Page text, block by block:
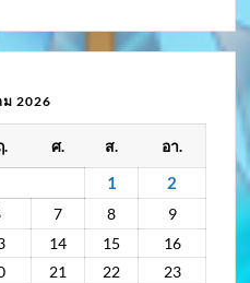
2026
. ศ. ส. อา.
1
2
7 8
9
14 15
16
21 22
23